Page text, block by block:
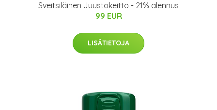
Sveitsiläinen Juustokeitto - 21% alennus
99 EUR
LISÄTIETOJA